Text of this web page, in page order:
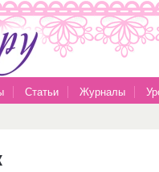
Статьи Журналы